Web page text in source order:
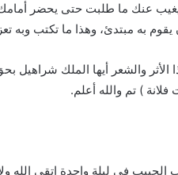
يغيب عنك ما طلبت حتى يحضر
به مبتدئ، وهذا ما تكتب وبه
الأثر والشعر أيها الملك
) تم والله أعلم.
في ليلة واحدة اتقي الله